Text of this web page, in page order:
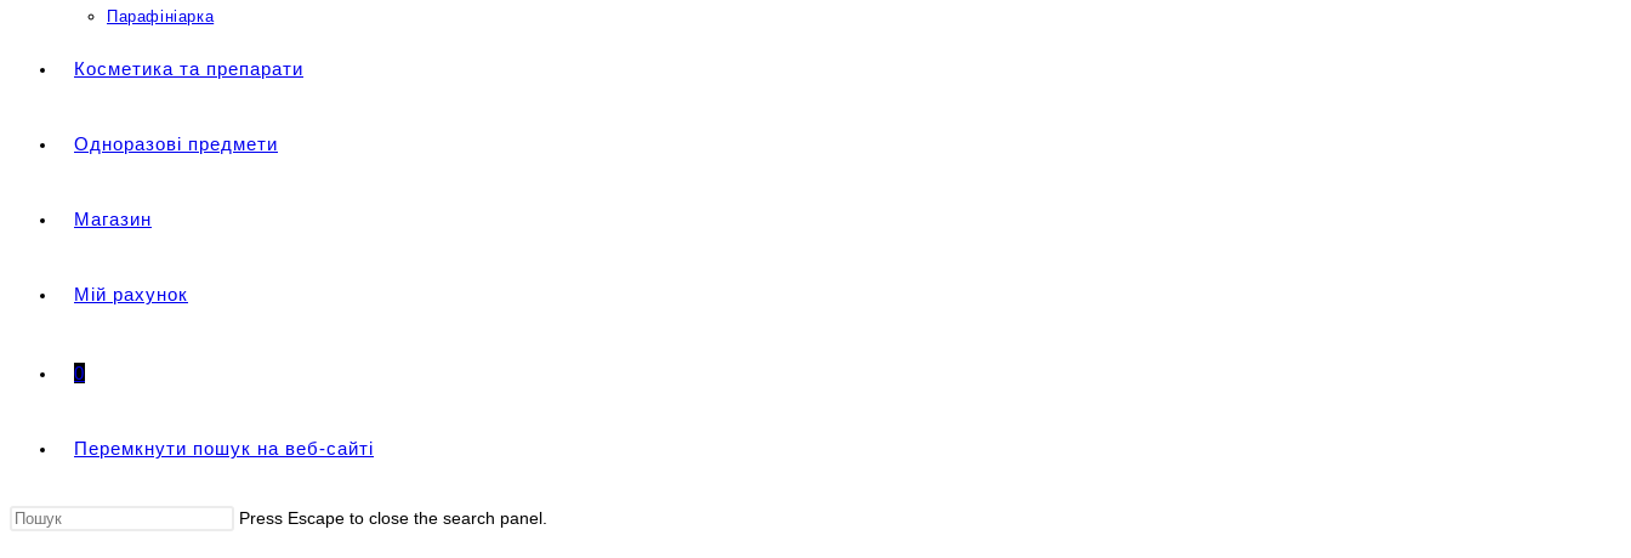
Парафініарка
Косметика та препарати
Одноразові предмети
Магазин
Мій рахунок
0
Перемкнути пошук на веб-сайті
Press Escape to close the search panel.